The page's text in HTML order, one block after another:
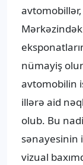
nümayiş
avtomobilin
illərə aid
olub. Bu
sənayesinin
vizual